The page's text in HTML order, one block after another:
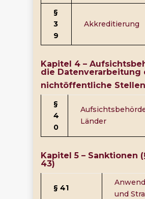
§
3
9
Akkreditierung
Kapitel 4 –
die Datenverarbeitung
nichtöffentliche
§
4
0
Länder
Kapitel 5 – Sanktionen
43)
§ 41
und